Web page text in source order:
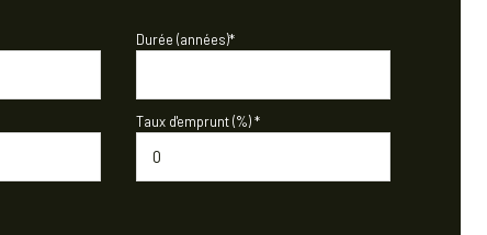
Durée (années)*
Taux d'emprunt (%) *